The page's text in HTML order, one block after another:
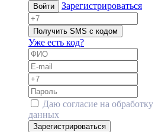
Войти Зарегистрироваться
Получить SMS с кодом
Уже есть код?
Даю согласие на обработку
данных
Зарегистрироваться